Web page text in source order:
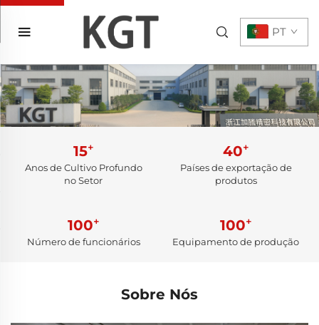
PT
15+
Anos de Cultivo Profundo
no Setor
40+
Países de exportação de
produtos
100+
Número de funcionários
100+
Equipamento de produção
Sobre Nós